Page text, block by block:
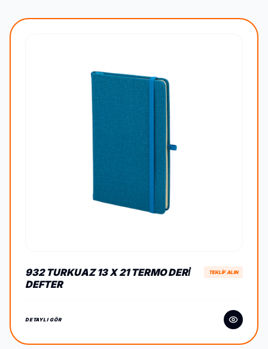
932 TURKUAZ 13 X 21 TERMO DERİ
DEFTER
TEKLİF ALIN
DETAYLI GÖR